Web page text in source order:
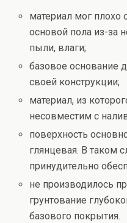
материал мог плохо
основой пола из-за
пыли, влаги;
базовое основание
своей конструкции;
материал, из
несовместим с
поверхность
глянцевая. В таком
принудительно
не производилось
грунтование
базового покрытия.